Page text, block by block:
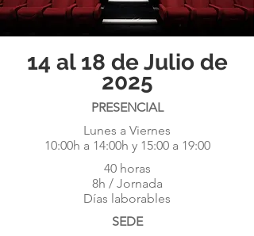
14 al 18 de Julio de
2025
PRESENCIAL
Lunes a Viernes
10:00h a 14:00h y 15:00 a 19:00
40 horas
8h / Jornada
​Días laborables
SEDE